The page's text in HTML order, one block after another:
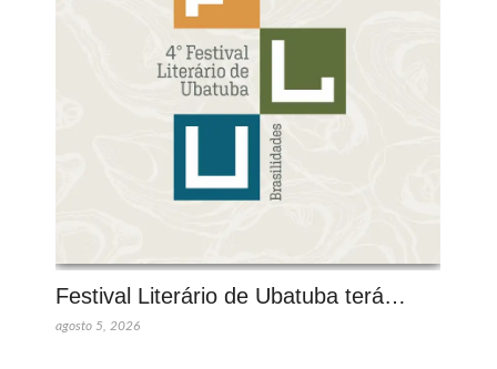
Festival Literário de Ubatuba terá…
agosto 5, 2026